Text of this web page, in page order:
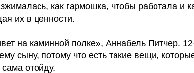
как гармошка, чтобы работала и
их в ценности.
на каминной полке», Аннабель Питчер.
сыну, потому что есть такие вещи,
отойду.